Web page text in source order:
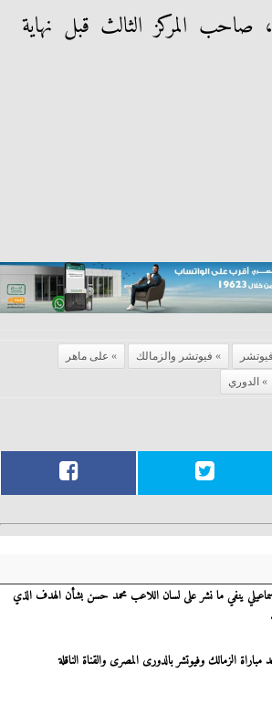
صاحب المركز الثالث قبل نهاية
فيوتشر والزمالك
على ماهر
الدوري
ينفي ما نشر على لسان اللاعب محمد حسن بشأن الهدف الذي
مباراة الزمالك وفيوتشر بالدورى المصرى والقناة الناقلة